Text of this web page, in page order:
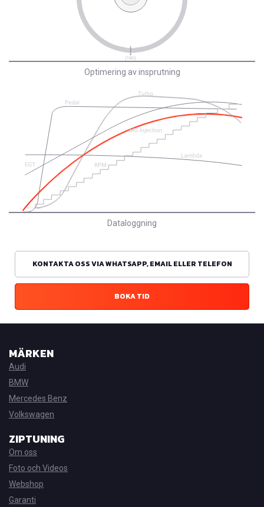
Optimering av insprutning
Dataloggning
KONTAKTA OSS VIA WHATSAPP, EMAIL ELLER TELEFON
BOKA TID
MÄRKEN
Audi
BMW
Mercedes Benz
Volkswagen
ZIPTUNING
Om oss
Foto och Videos
Webshop
Garanti